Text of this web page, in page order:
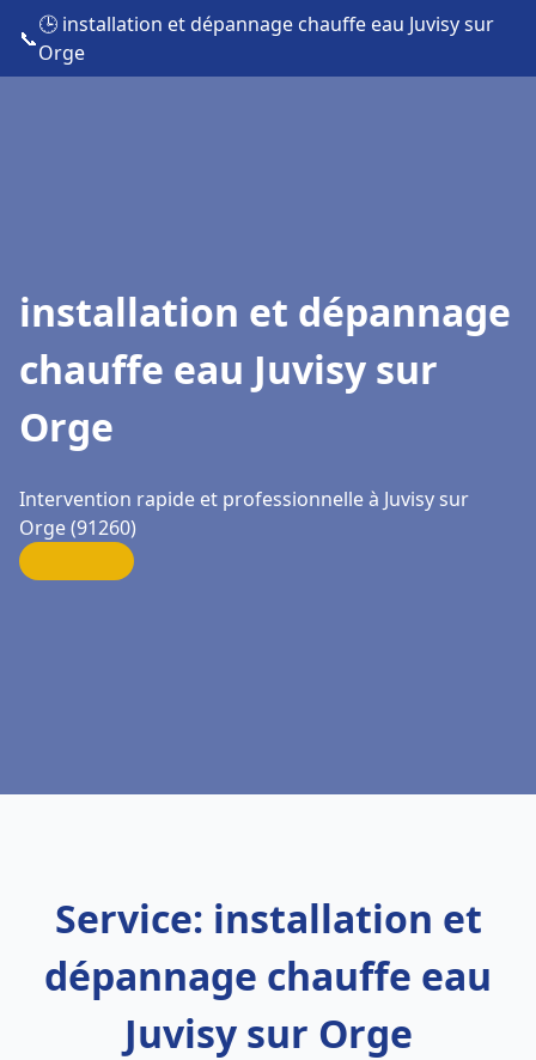
📞
🕒 installation et dépannage chauffe eau Juvisy sur
Orge
installation et dépannage
chauffe eau Juvisy sur
Orge
Intervention rapide et professionnelle à Juvisy sur
Orge (91260)
Service: installation et
dépannage chauffe eau
Juvisy sur Orge